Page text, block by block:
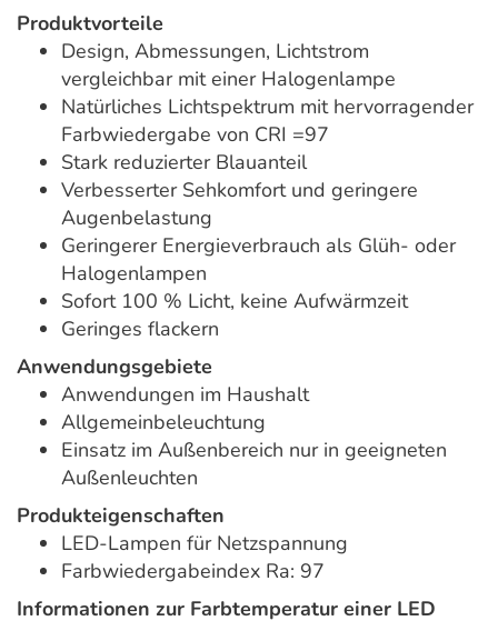
Produktvorteile
Design, Abmessungen, Lichtstrom
vergleichbar mit einer Halogenlampe
Natürliches Lichtspektrum mit hervorragender
Farbwiedergabe von CRI =97
Stark reduzierter Blauanteil
Verbesserter Sehkomfort und geringere
Augenbelastung
Geringerer Energieverbrauch als Glüh- oder
Halogenlampen
Sofort 100 % Licht, keine Aufwärmzeit
Geringes flackern
Anwendungsgebiete
Anwendungen im Haushalt
Allgemeinbeleuchtung
Einsatz im Außenbereich nur in geeigneten
Außenleuchten
Produkteigenschaften
LED-Lampen für Netzspannung
Farbwiedergabeindex Ra: 97
Informationen zur Farbtemperatur einer LED